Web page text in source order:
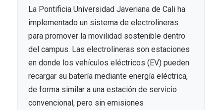
La Pontificia Universidad Javeriana de Cali ha
implementado un sistema de electrolineras
para promover la movilidad sostenible dentro
del campus. Las electrolineras son estaciones
en donde los vehículos eléctricos (EV) pueden
recargar su batería mediante energía eléctrica,
de forma similar a una estación de servicio
convencional, pero sin emisiones